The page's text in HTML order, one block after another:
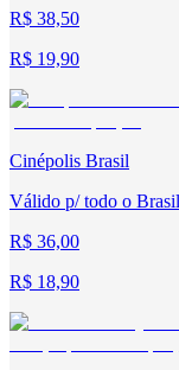
R$ 38,50
R$ 19,90
Cinépolis Brasil
Válido p/ todo o
R$ 36,00
R$ 18,90